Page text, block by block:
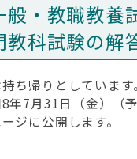
般・教職教養
教科試験の解
ち帰りとしています。
年7月31日（金）（
ジに公開します。